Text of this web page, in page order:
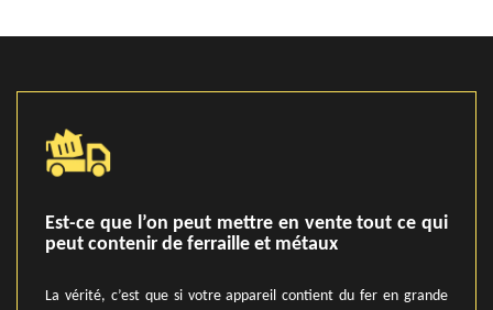
Est-ce que l’on peut mettre en vente tout ce qui
peut contenir de ferraille et métaux
La vérité, c’est que si votre appareil contient du fer en grande